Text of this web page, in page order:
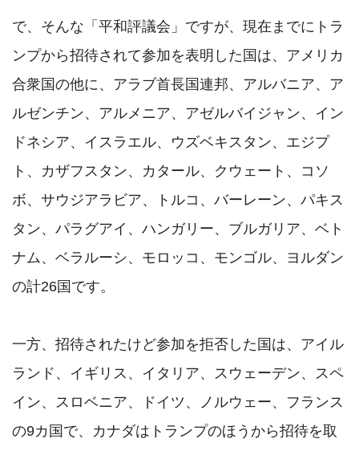
で、そんな「平和評議会」ですが、現在までにトラ
ンプから招待されて参加を表明した国は、アメリカ
合衆国の他に、アラブ首長国連邦、アルバニア、ア
ルゼンチン、アルメニア、アゼルバイジャン、イン
ドネシア、イスラエル、ウズベキスタン、エジプ
ト、カザフスタン、カタール、クウェート、コソ
ボ、サウジアラビア、トルコ、バーレーン、パキス
タン、パラグアイ、ハンガリー、ブルガリア、ベト
ナム、ベラルーシ、モロッコ、モンゴル、ヨルダン
の計26国です。
一方、招待されたけど参加を拒否した国は、アイル
ランド、イギリス、イタリア、スウェーデン、スペ
イン、スロベニア、ドイツ、ノルウェー、フランス
の9カ国で、カナダはトランプのほうから招待を取